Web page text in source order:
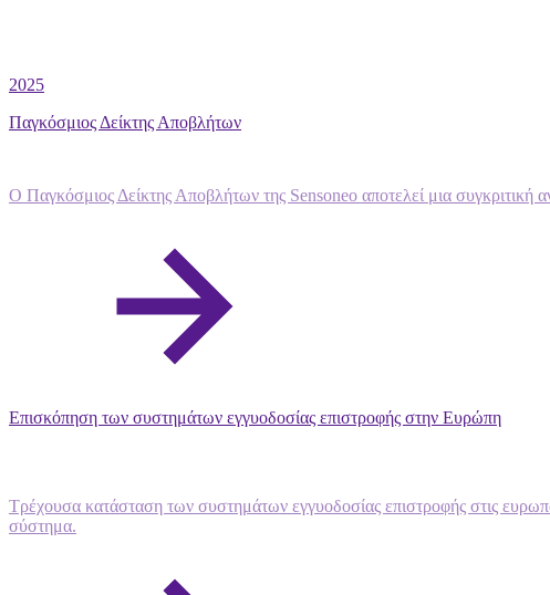
2025
Παγκόσμιος Δείκτης Αποβλήτων
Ο Παγκόσμιος Δείκτης Αποβλήτων της Sensoneo αποτελεί μια
Επισκόπηση των συστημάτων εγγυοδοσίας επιστροφής στην Ευρώπη
Τρέχουσα κατάσταση των συστημάτων εγγυοδοσίας επιστροφής στις
σύστημα.